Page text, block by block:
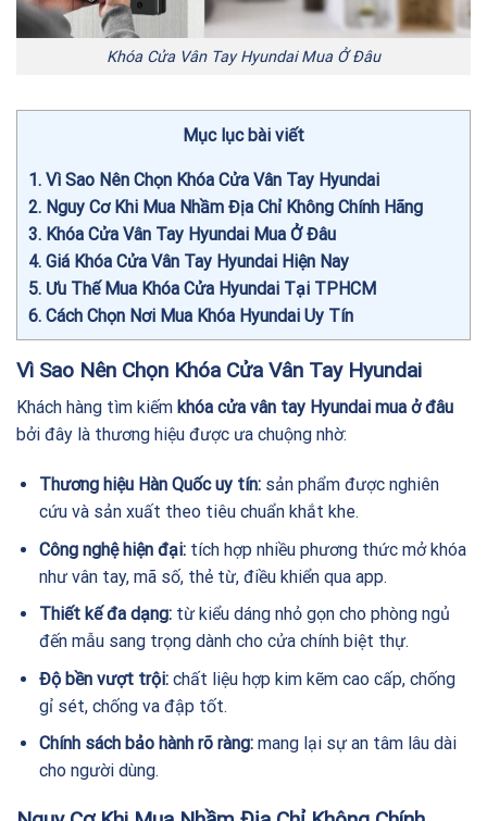
Khóa Cửa Vân Tay Hyundai Mua Ở Đâu
Mục lục bài viết
1 Vì Sao Nên Chọn Khóa Cửa Vân Tay Hyundai
2 Nguy Cơ Khi Mua Nhầm Địa Chỉ Không Chính Hãng
3 Khóa Cửa Vân Tay Hyundai Mua Ở Đâu
4 Giá Khóa Cửa Vân Tay Hyundai Hiện Nay
5 Ưu Thế Mua Khóa Cửa Hyundai Tại TPHCM
6 Cách Chọn Nơi Mua Khóa Hyundai Uy Tín
Vì Sao Nên Chọn Khóa Cửa Vân Tay Hyundai
Khách hàng tìm kiếm khóa cửa vân tay Hyundai mua ở đâu
bởi đây là thương hiệu được ưa chuộng nhờ:
Thương hiệu Hàn Quốc uy tín:sản phẩm được nghiên
cứu và sản xuất theo tiêu chuẩn khắt khe.
Công nghệ hiện đại:tích hợp nhiều phương thức mở khóa
như vân tay, mã số, thẻ từ, điều khiển qua app.
Thiết kế đa dạng:từ kiểu dáng nhỏ gọn cho phòng ngủ
đến mẫu sang trọng dành cho cửa chính biệt thự.
Độ bền vượt trội:chất liệu hợp kim kẽm cao cấp, chống
gỉ sét, chống va đập tốt.
Chính sách bảo hành rõ ràng:mang lại sự an tâm lâu dài
cho người dùng.